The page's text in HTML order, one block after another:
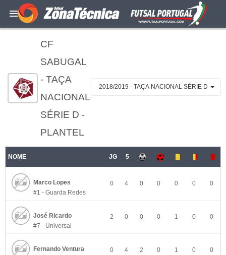
CF
SABUGAL
- TAÇA
NACIONAL
SÉRIE D -
PLANTEL
2018/2019 - TAÇA NACIONAL SÉRIE D
NOME JG 5
Marco Lopes
#1 - Guarda Redes
0 4 0 0 0 0 0
José Ricardo
#7 - Universal
2 0 0 0 1 0 0
Fernando Ventura
0 4 2 0 1 0 0